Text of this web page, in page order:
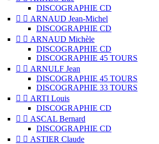
DISCOGRAPHIE CD
  ARNAUD Jean-Michel
DISCOGRAPHIE CD
  ARNAUD Michèle
DISCOGRAPHIE CD
DISCOGRAPHIE 45 TOURS
  ARNULF Jean
DISCOGRAPHIE 45 TOURS
DISCOGRAPHIE 33 TOURS
  ARTI Louis
DISCOGRAPHIE CD
  ASCAL Bernard
DISCOGRAPHIE CD
  ASTIER Claude